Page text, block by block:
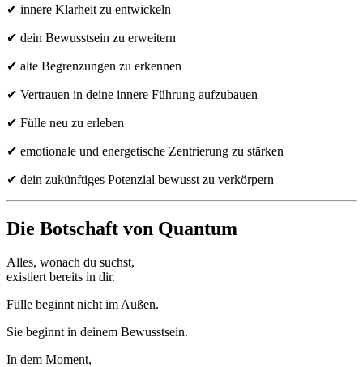
✔ innere Klarheit zu entwickeln
✔ dein Bewusstsein zu erweitern
✔ alte Begrenzungen zu erkennen
✔ Vertrauen in deine innere Führung aufzubauen
✔ Fülle neu zu erleben
✔ emotionale und energetische Zentrierung zu stärken
✔ dein zukünftiges Potenzial bewusst zu verkörpern
Die Botschaft von Quantum
Alles, wonach du suchst,
existiert bereits in dir.
Fülle beginnt nicht im Außen.
Sie beginnt in deinem Bewusstsein.
In dem Moment,